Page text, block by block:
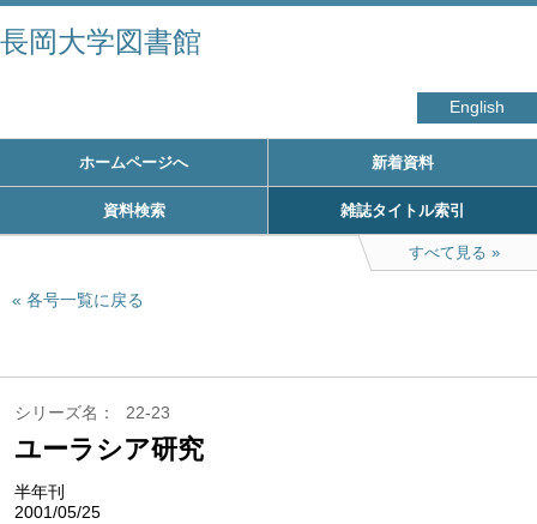
長岡大学図書館
English
ホームページへ 新着資料
資料検索 雑誌タイトル索引
すべて見る
各号一覧に戻る
シリーズ名 22-23
ユーラシア研究
半年刊
2001/05/25